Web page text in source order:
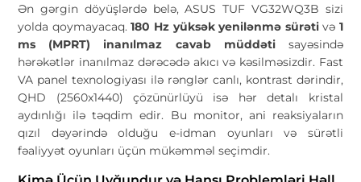
Ən gərgin döyüşlərdə belə, ASUS TUF VG32WQ3B sizi
yolda qoymayacaq.180 Hz yüksək yenilənmə sürətivə 1
ms (MPRT) inanılmaz cavab müddətisayəsində
hərəkətlər inanılmaz dərəcədə akıcı və kəsilməsizdir. Fast
VA panel texnologiyası ilə rənglər canlı, kontrast dərindir,
QHD (2560x1440) çözünürlüyü isə hər detalı kristal
aydınlığı ilə təqdim edir. Bu monitor, ani reaksiyaların
qızıl dəyərində olduğu e-idman oyunları və sürətli
fəaliyyət oyunları üçün mükəmməl seçimdir.